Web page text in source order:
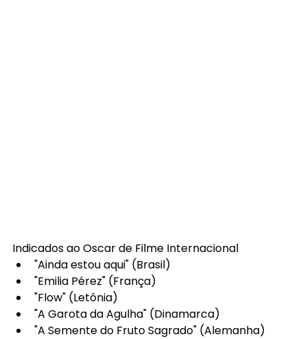
Indicados ao Oscar de Filme Internacional
"Ainda estou aqui" (Brasil)
"Emilia Pérez" (França)
"Flow" (Letônia)
"A Garota da Agulha" (Dinamarca)
"A Semente do Fruto Sagrado" (Alemanha)